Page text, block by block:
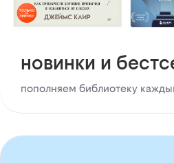
новинки и
пополняем библиотеку